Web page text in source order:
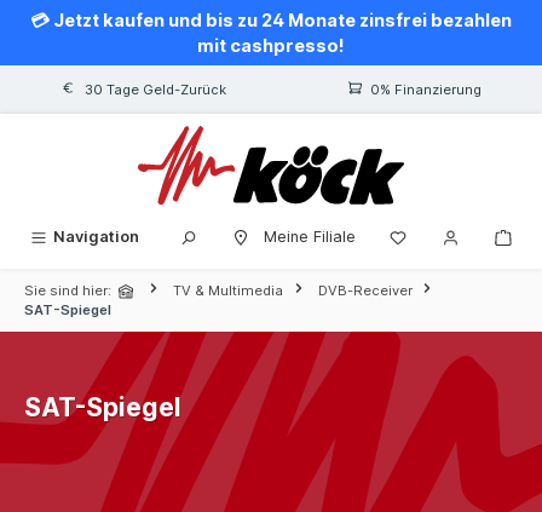
springen
💳 Jetzt kaufen und bis zu 24 Monate zinsfrei bezahlen
mit cashpresso!
30 Tage Geld-Zurück 0% Finanzierung
Navigation Meine Filiale
Sie sind hier: TV & Multimedia
DVB-Receiver
SAT-Spiegel
SAT-Spiegel